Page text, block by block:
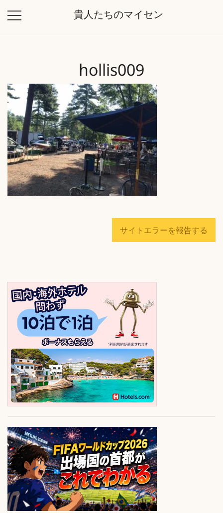
貴人たちのマイセン
hollis009
サイトエラーを報告する